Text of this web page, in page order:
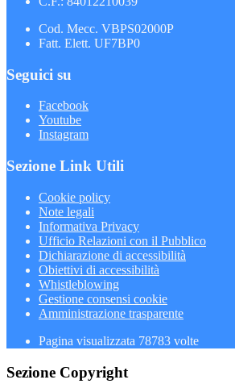
Cod. Mecc. VBPS02000P
Fatt. Elett. UF7BP0
Seguici su
Facebook
Youtube
Instagram
Sezione Link Utili
Cookie policy
Note legali
Informativa Privacy
Ufficio Relazioni con il Pubblico
Dichiarazione di accessibilità
Obiettivi di accessibilità
Whistleblowing
Gestione consensi cookie
Amministrazione trasparente
Pagina visualizzata 78783 volte
Sezione Copyright